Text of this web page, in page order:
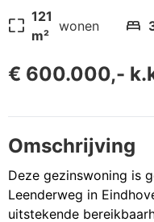
pageless 121
m²
wonen bed
€ 600.000,-
Omschrijving
Deze gezinswoning is
Leenderweg in
uitstekende